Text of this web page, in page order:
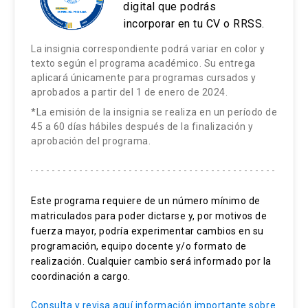
Omnicanalidad
Estrategias Metodológicas:
El curso está constituido de seis clases e-
learning que son publicadas en pares durante
bloques de dos semanas. Cada clase está
estructurada utilizando un diseño instruccional
clase están siempre los contenidos,
evaluaciones con retroalimentación, instancias
de reflexión y aplicación de lo aprendido. El
contenido se despliega en un recorrido que
utiliza distintos recursos interactivos, tales
digital que podrás
incorporar en tu CV o RRSS.
La insignia correspondiente podrá variar en color y
texto según el programa académico. Su entrega
aplicará únicamente para programas cursados y
aprobados a partir del 1 de enero de 2024.
*La emisión de la insignia se realiza en un período de
45 a 60 días hábiles después de la finalización y
aprobación del programa.
Este programa requiere de un número mínimo de
matriculados para poder dictarse y, por motivos de
fuerza mayor, podría experimentar cambios en su
programación, equipo docente y/o formato de
realización. Cualquier cambio será informado por la
coordinación a cargo.
Consulta y revisa aquí información importante sobre